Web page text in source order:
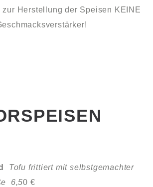
zur Herstellung der Speisen KEINE
Tofu frittiert mit selbstgemachter
6,50 €